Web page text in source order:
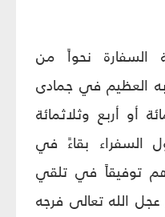
نحواً من
العظيم في جمادى
أو أربع وثلاثمائة
السفراء بقاءً في
توفيقاً في تلقي
عجل الله تعالى فرجه